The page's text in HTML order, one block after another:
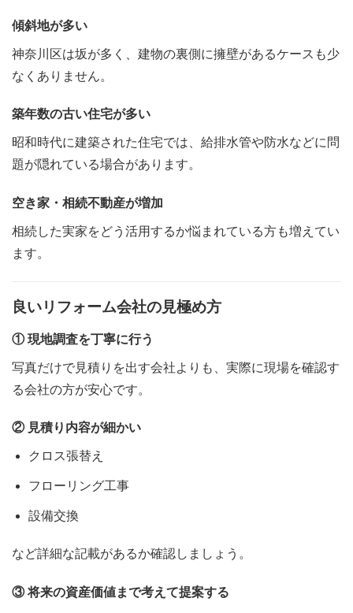
傾斜地が多い
神奈川区は坂が多く、建物の裏側に擁壁があるケースも少
なくありません。
築年数の古い住宅が多い
昭和時代に建築された住宅では、給排水管や防水などに問
題が隠れている場合があります。
空き家・相続不動産が増加
相続した実家をどう活用するか悩まれている方も増えてい
ます。
良いリフォーム会社の見極め方
① 現地調査を丁寧に行う
写真だけで見積りを出す会社よりも、実際に現場を確認す
る会社の方が安心です。
② 見積り内容が細かい
クロス張替え
フローリング工事
設備交換
など詳細な記載があるか確認しましょう。
③ 将来の資産価値まで考えて提案する